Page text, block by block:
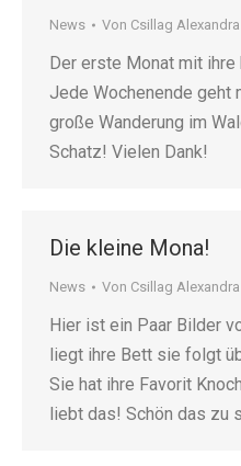
News Von Csillag Alexandra
Der erste Monat mit ihre
Jede Wochenende geht
große Wanderung im
Schatz! Vielen Dank!
Die kleine Mona!
News Von Csillag Alexandra
Hier ist ein Paar Bilder
liegt ihre Bett sie folgt
Sie hat ihre Favorit
liebt das! Schön das zu